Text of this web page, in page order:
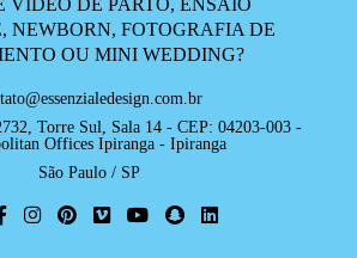
NEWBORN, FOTOGRAFIA DE
OU MINI WEDDING?
Torre Sul, Sala 14 - CEP: 04203-003 -
Offices Ipiranga - Ipiranga
São Paulo / SP